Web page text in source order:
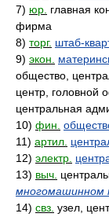
7) юр. главная
фирма
8) торг. штаб-
9) экон.
общество,
центр, головной
центральная
10) фин.
11) артил.
12) электр.
13) выч.
многомашинном
14) свз. узел,